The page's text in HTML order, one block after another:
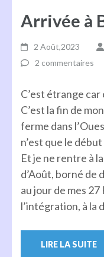
Arrivée à
2 Août,2023
2 commentaires
C’est étrange car
C’est la fin de
ferme dans
n’est que le
Et je ne rentre à
d’Août, borné de
au jour de mes
l’intégration, à la
LIRE LA SUITE